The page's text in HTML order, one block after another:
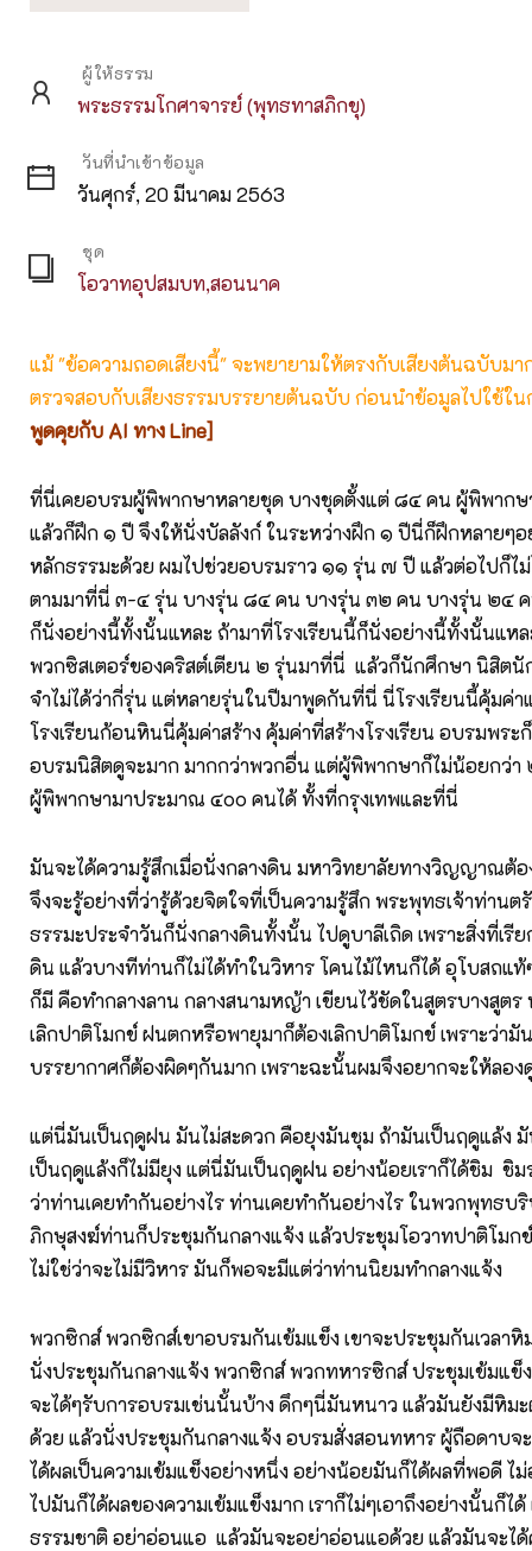
ผู้ให้ธรรม
พระธรรมโกศาจารย์ (พุทธทาสภิกขุ)
วันที่นำเข้าข้อมูล
วันศุกร์, 20 มีนาคม 2563
ชุด
โอวาทอุปสมบท,สอนนาค
แม้ "ข้อความถอดเสียงนี้" จะพยายามให้ตรงกับเสียงต้นฉบับม
ตรวจสอบกับเสียงธรรมบรรยายต้นฉบับ ก่อนนำข้อมูลไปใช้ใน
พูดคุยกับ AI ทาง Line]
ที่นี่เคยอบรมผู้พิพากษาหลายชุด บางชุดตั้งแต่ ๘๔ คน ผู้พิพาก
แล้วก็ฝึก ๑ ปี จึงให้นั่งบัลลังก์ ในระหว่างฝึก ๑ ปีนี่ก็ฝึกหลายๆ
หลักธรรมะด้วย ผมไปช่วยอบรมราว ๑๑ รุ่น ๗ ปี แล้วต่อไปก็ไม่
ตามมาที่นี่ ๓-๔ รุ่น บางรุ่น ๘๔ คน บางรุ่น ๓๒ คน บางรุ่น ๒๔
ก็นั่งอย่างนี้ทั้งนั้นแหละ ถ้ามาที่โรงเรียนนี้ก็นั่งอย่างนี้ทั้งนั้นแห
พวกซิสเตอร์ของคริสต์เตียน ๒ รุ่นมาที่นี่ แล้วก็นักศึกษา นิสิต
จำไม่ได้ว่ากี่รุ่น แต่หลายรุ่นในปีมาพูดกันที่นี่ นี่โรงเรียนนี้คุ้มค่า
โรงเรียนก้อนหินนี่คุ้มค่าสร้าง คุ้มค่าที่สร้างโรงเรียน อบรมพร
อบรมนิสิตดูจะมาก มากกว่าพวกอื่น แต่ผู้พิพากษาก็ไม่น้อยกว่
ผู้พิพากษามาประมาณ ๔๐๐ คนได้ ทั้งที่กรุงเทพและที่นี่
มันจะได้ความรู้สึกเมื่อนั่งกลางดิน มหาวิทยาลัยทางวิญญาณต้
จึงจะรู้อย่างที่ว่ารู้ด้วยจิตใจที่เป็นความรู้สึก พระพุทธเจ้าท่านต
ธรรมะประจำวันก็นั่งกลางดินทั้งนั้น ไปดูบาลีเถิด เพราะสิ่งที่เรี
ดิน แล้วบางทีท่านก็ไม่ได้ทำในวิหาร โคนไม้ไหนก็ได้ อุโบสถแท้
ก็มี คือทำกลางลาน กลางสนามหญ้า เขียนไว้ชัดในสูตรบางสูต
เลิกปาติโมกข์ ฝนตกหรือพายุมาก็ต้องเลิกปาติโมกข์ เพราะว่ามั
บรรยากาศก็ต้องผิดๆกันมาก เพราะฉะนั้นผมจึงอยากจะให้ลอง
แต่นี่มันเป็นฤดูฝน มันไม่สะดวก คือยุงมันชุม ถ้ามันเป็นฤดูแล้ง
เป็นฤดูแล้งก็ไม่มียุง แต่นี่มันเป็นฤดูฝน อย่างน้อยเราก็ได้ชิม ชิม
ว่าท่านเคยทำกันอย่างไร ท่านเคยทำกันอย่างไร ในพวกพุทธบ
ภิกษุสงฆ์ท่านก็ประชุมกันกลางแจ้ง แล้วประชุมโอวาทปาติโมก
ไม่ใช่ว่าจะไม่มีวิหาร มันก็พอจะมีแต่ว่าท่านนิยมทำกลางแจ้ง
พวกซิกส์ พวกซิกส์เขาอบรมกันเข้มแข็ง เขาจะประชุมกันเวลา
นั่งประชุมกันกลางแจ้ง พวกซิกส์ พวกทหารซิกส์ ประชุมเข้มแข็
จะได้ๆรับการอบรมเช่นนั้นบ้าง ดึกๆนี่มันหนาว แล้วมันยังมีหิม
ด้วย แล้วนั่งประชุมกันกลางแจ้ง อบรมสั่งสอนทหาร ผู้ถือดาบจ
ได้ผลเป็นความเข้มแข็งอย่างหนึ่ง อย่างน้อยมันก็ได้ผลที่พอดี ไ
ไปมันก็ได้ผลของความเข้มแข็งมาก เราก็ไม่ๆเอาถึงอย่างนั้นก็ได้
ธรรมชาติ อย่าอ่อนแอ แล้วมันจะอย่าอ่อนแอด้วย แล้วมันจะได้